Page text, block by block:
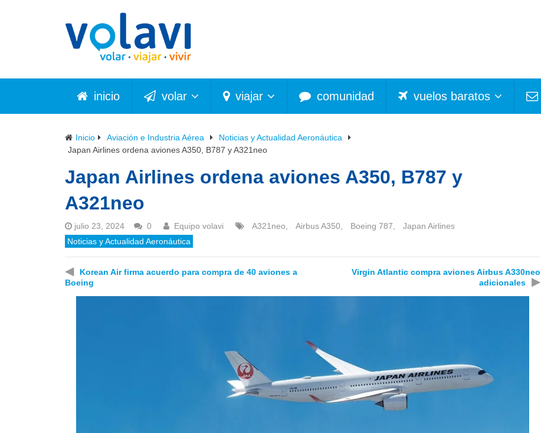
inicio volar viajar comunidad vuelos baratos
Inicio Aviación e Industria Aérea
Noticias y Actualidad Aeronáutica
Japan Airlines ordena aviones A350, B787 y A321neo
Japan Airlines ordena aviones A350, B787 y
A321neo
julio 23, 2024 0 Equipo volavi A321neo Airbus A350 Boeing 787
Japan Airlines
Noticias y Actualidad Aeronáutica
◀
Korean Air firma acuerdo para compra de 40 aviones a
Boeing
Virgin Atlantic compra aviones Airbus A330neo
adicionales
▶